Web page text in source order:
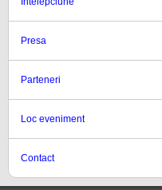
Presa
Parteneri
Loc eveniment
Contact